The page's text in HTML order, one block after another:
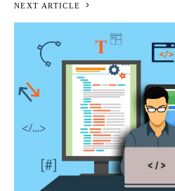
NEXT ARTICLE